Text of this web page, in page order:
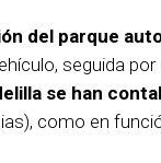
del parque
seguida por
se han
como en